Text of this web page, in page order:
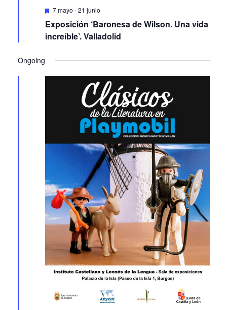
Featured
7 mayo -21 junio
Exposición ‘Baronesa de Wilson. Una vida
increíble’. Valladolid
Ongoing